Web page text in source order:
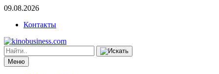
09.08.2026
Контакты
Меню